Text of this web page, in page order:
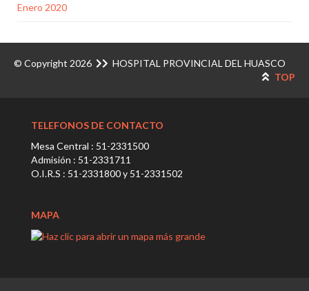
Enero 2020
© Copyright 2026
HOSPITAL PROVINCIAL DEL HUASCO
TOP
TELEFONOS DE CONTACTO
Mesa Central : 51-2331500
Admisión : 51-2331711
O.I.R.S : 51-2331800 y 51-2331502
MAPA